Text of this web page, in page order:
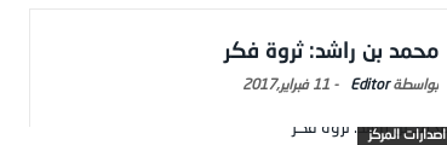
محمد بن راشد: ثروة فكر
Editor
- 11 فبراير,2017
اصدارات المركز